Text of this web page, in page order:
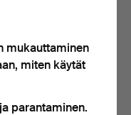
MATTO. Kelim
mukauttaminen
miten käytät
parantaminen.